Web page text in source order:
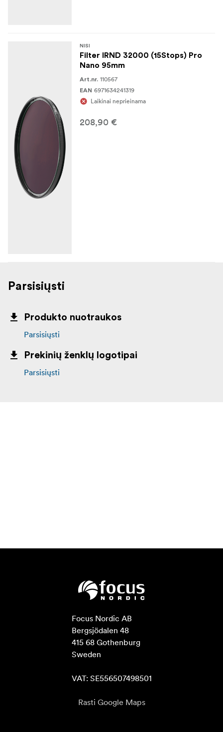
NISI
Filter IRND 32000 (15Stops) Pro
Nano 95mm
Art.nr. 110567
EAN 6971634241319
Laikinai neprieinama
208,90 €
Parsisiųsti
Produkto nuotraukos
Parsisiųsti
Prekinių ženklų logotipai
Parsisiųsti
Focus Nordic AB
Bergsjödalen 48
415 68 Gothenburg
Sweden
VAT: SE556507498501
Rasti Google Maps